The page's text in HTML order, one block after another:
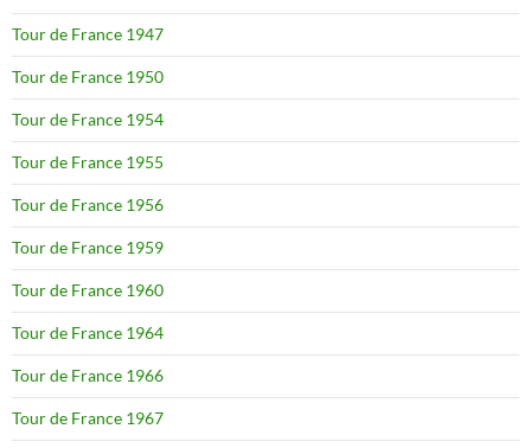
Tour de France 1947
Tour de France 1950
Tour de France 1954
Tour de France 1955
Tour de France 1956
Tour de France 1959
Tour de France 1960
Tour de France 1964
Tour de France 1966
Tour de France 1967